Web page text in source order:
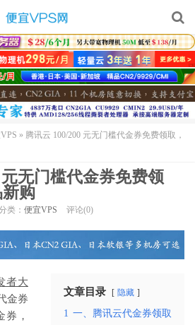
» 腾讯云 100/200 元无门槛代金券免费领取，
无门槛代金券免费领
购
类： 便宜VPS 评论(0)
文章目录 隐藏
1 一、腾讯云代金券领取
者大
金券
券，